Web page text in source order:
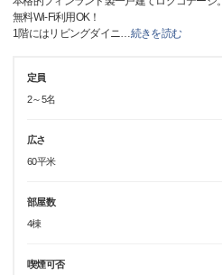
無料Wi-Fi利用OK！
1階にはリビングダイニ
続きを読む
定員
2～5名
広さ
60平米
部屋数
4棟
喫煙可否